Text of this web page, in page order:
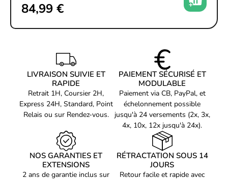
Nombre de disque dur
supporté
Nombre d'unités de
Support RAID
Niveaux RAID
0,1,5,10
Connecteurs USB 2.0
2
connecteurs USB 3.2
Nombre de connecteurs
SATA III
Connecteur de sortie
S/PDIF
84,99 €
LIVRAISON SUIVIE ET
RAPIDE
Retrait 1H, Coursier 2H,
Express 24H, Standard, Point
Relais ou sur Rendez-vous.
PAIEMENT SÉCURISÉ ET
MODULABLE
Paiement via CB, PayPal, et
échelonnement possible
jusqu'à 24 versements (2x, 3x,
4x, 10x, 12x jusqu'à 24x).
NOS GARANTIES ET
EXTENSIONS
2 ans de garantie inclus sur
RÉTRACTATION SOUS 14
JOURS
Retour facile et rapide avec